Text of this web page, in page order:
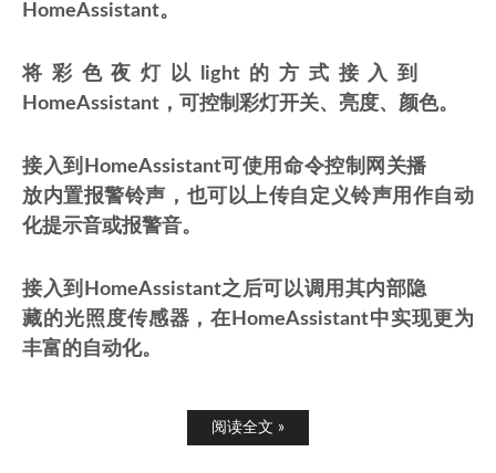
HomeAssistant。
将彩色夜灯以light的方式接入到
HomeAssistant，可控制彩灯开关、亮度、颜色。
接入到HomeAssistant可使用命令控制网关播
放内置报警铃声，也可以上传自定义铃声用作自动
化提示音或报警音。
接入到HomeAssistant之后可以调用其内部隐
藏的光照度传感器，在HomeAssistant中实现更为
丰富的自动化。
阅读全文 »